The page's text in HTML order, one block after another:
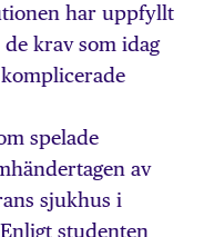
har uppfyllt
krav som idag
spelade
av
sjukhus i
studenten